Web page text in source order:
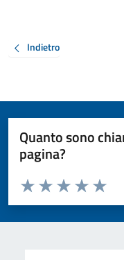
Indietro
Quanto sono
pagina?
Valuta da 1 a 5 stelle la
Valuta 4
Valuta 3
Valuta 2 stelle su
Valuta 1 stelle su 5